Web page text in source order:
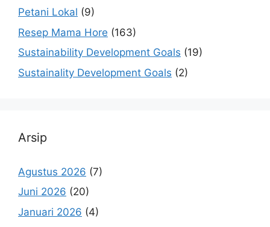
Petani Lokal (9)
Resep Mama Hore (163)
Sustainability Development Goals (19)
Sustainality Development Goals (2)
Arsip
Agustus 2026 (7)
Juni 2026 (20)
Januari 2026 (4)